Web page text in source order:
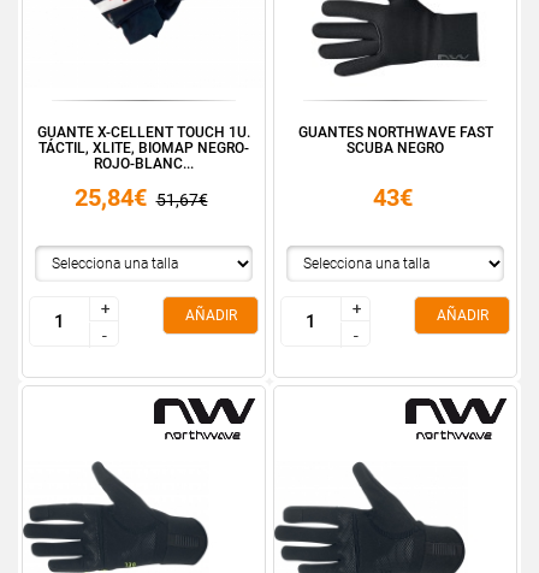
GUANTE X-CELLENT TOUCH 1U.
TÁCTIL, XLITE, BIOMAP NEGRO-
ROJO-BLANC...
25,84€ 51,67€
+
-
+
-
AÑADIR
GUANTES NORTHWAVE FAST
SCUBA NEGRO
43€
+
-
+
-
AÑADIR